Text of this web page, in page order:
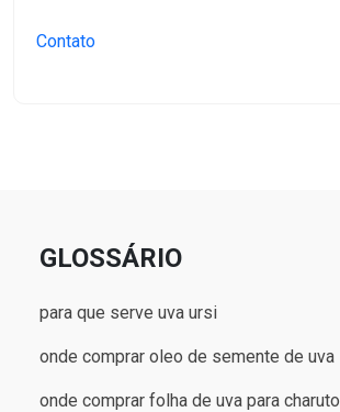
Contato
GLOSSÁRIO
para que serve uva ursi
onde comprar oleo de semente de uva
onde comprar folha de uva para charuto